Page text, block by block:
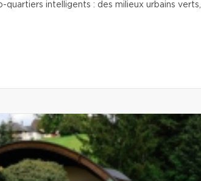
intelligents : des milieux urbains verts,